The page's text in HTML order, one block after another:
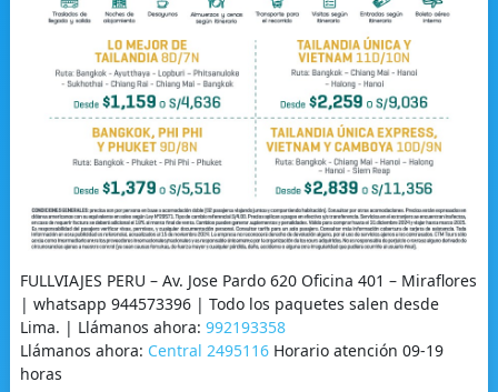
FULLVIAJES PERU – Av. Jose Pardo 620 Oficina 401 – Miraflores
| whatsapp 944573396 | Todo los paquetes salen desde
Lima. | Llámanos ahora: 992193358
Llámanos ahora: Central 2495116Horario atención 09-19
horas